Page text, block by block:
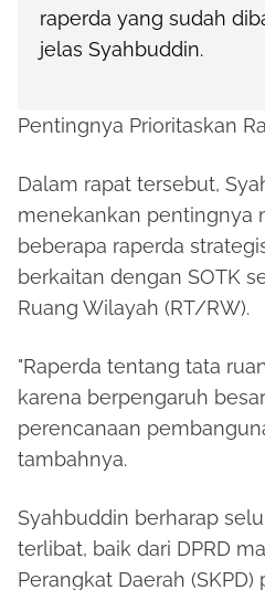
raperda yang sudah
jelas Syahbuddin.
Pentingnya Prioritaskan
Dalam rapat tersebut,
menekankan pentingnya
beberapa raperda
berkaitan dengan SOTK
Ruang Wilayah (RT/RW).
"Raperda tentang tata
karena berpengaruh
perencanaan
tambahnya.
Syahbuddin berharap
terlibat, baik dari DPRD
Perangkat Daerah